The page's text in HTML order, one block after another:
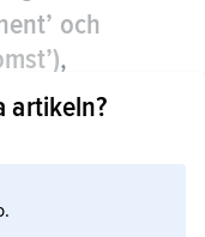
och
,
genom
artikeln?